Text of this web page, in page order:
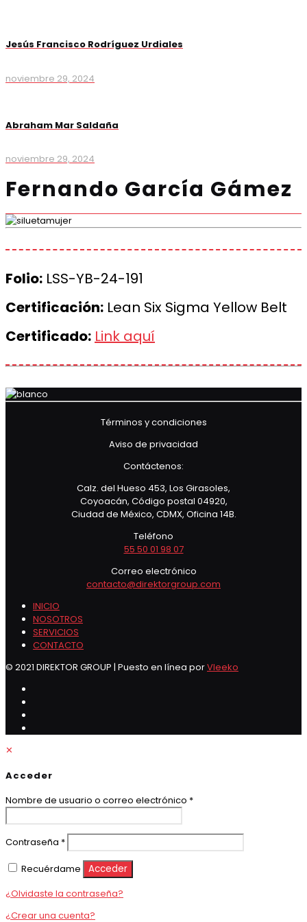
Jesús Francisco Rodríguez Urdiales
noviembre 29, 2024
Abraham Mar Saldaña
noviembre 29, 2024
Fernando García Gámez
Folio: LSS-YB-24-191
Certificación: Lean Six Sigma Yellow Belt
Certificado: Link aquí
Términos y condiciones
Aviso de privacidad
Contáctenos:
Calz. del Hueso 453, Los Girasoles,
Coyoacán, Código postal 04920,
Ciudad de México, CDMX, Oficina 14B.
Teléfono
55 50 01 98 07
Correo electrónico
contacto@direktorgroup.com
INICIO
NOSOTROS
SERVICIOS
CONTACTO
© 2021 DIREKTOR GROUP | Puesto en línea porVleeko
✕
Acceder
Nombre de usuario o correo electrónico *Obligatorio
Contraseña *Obligatorio
Recuérdame
Acceder
¿Olvidaste la contraseña?
¿Crear una cuenta?